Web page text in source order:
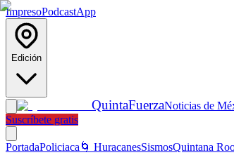
ImpresoPodcastApp
Edición
QuintaFuerzaNoticias de
Suscríbete gratis
PortadaPoliciaca 🌀 HuracanesSismosQuintana